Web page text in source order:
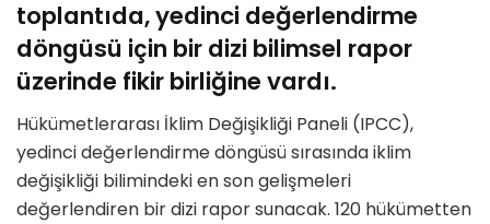
toplantıda, yedinci değerlendirme
döngüsü için bir dizi bilimsel rapor
üzerinde fikir birliğine vardı.
Hükümetlerarası İklim Değişikliği Paneli (IPCC),
yedinci değerlendirme döngüsü sırasında iklim
değişikliği bilimindeki en son gelişmeleri
değerlendiren bir dizi rapor sunacak. 120 hükümetten